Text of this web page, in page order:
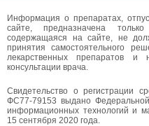
Информация о препаратах,
сайте, предназначена
содержащаяся на сайте, не
принятия самостоятельного
лекарственных препаратов
консультации врача.
Свидетельство о регистрации
ФС77-79153 выдано
информационных технологий и
15 сентября 2020 года.